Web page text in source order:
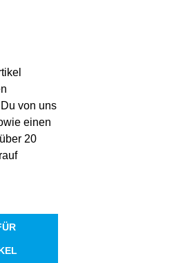
von uns
einen
20